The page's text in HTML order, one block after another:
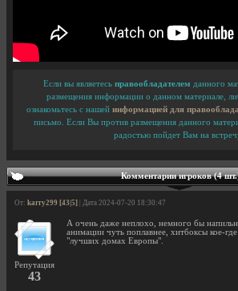
Если вы являетесь правообладателем данного
размещения информации о данном материале,
ознакомьтесь с нашей информацией для
письмо. Если Вы против размещения данного
радостью пойдет Вам на
Комментарии игроков (4
От: karry299 [43|5] | Дата 2024-07-20 18:30:47
Репутация
43
А очень даже неплохо, немного бы
анимации чуть поплавнее, хитбоксы кое-
"лучших домах Европы".